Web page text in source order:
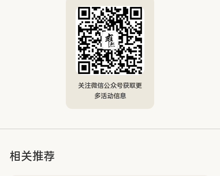
关注微信公众号获取更
多活动信息
相关推荐